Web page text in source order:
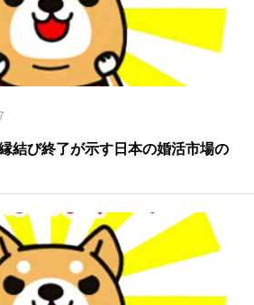
結び終了が示す日本の婚活市場の